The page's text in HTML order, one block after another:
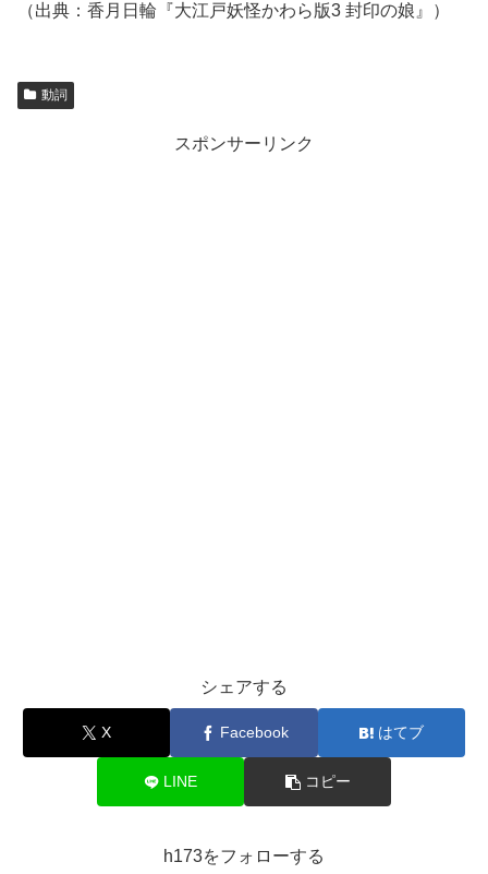
（出典：香月日輪『大江戸妖怪かわら版3 封印の娘』）
動詞
スポンサーリンク
シェアする
X Facebook はてブ
LINE コピー
h173をフォローする